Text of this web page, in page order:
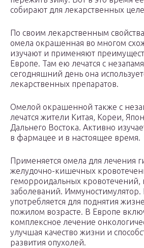
собирают для лекарственных
По своим лекарственным
омела окрашенная во многом
изучают и применяют
Европе. Там ею лечатся с
сегодняшний день она
лекарственных препаратов.
Омелой окрашенной также с
лечатся жители Китая, Кореи,
Дальнего Востока. Активно
в фармацее и в настоящее время.
Применяется омела для лечения
желудочно-кишечных
геморроидальных кровотечений,
заболеваний. Иммуностимулятор.
употребляется для поднятия
пожилом возрасте. В Европе
комплексное лечение
улучшая качество жизни и
развития опухолей.